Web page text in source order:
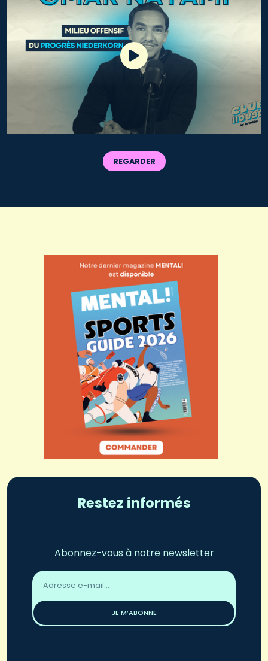
REGARDER
Restez informés
Abonnez-vous à notre newsletter
Adresse
email
JE M’ABONNE